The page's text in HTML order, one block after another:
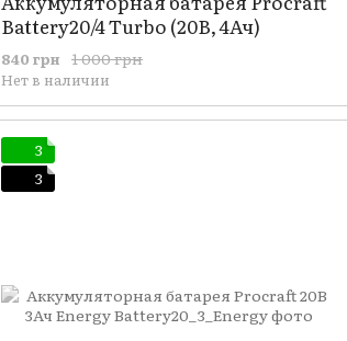
Battery20/4 Turbo (20В, 4Ач)
1 000 грн
840 грн
Нет в наличии
3
3